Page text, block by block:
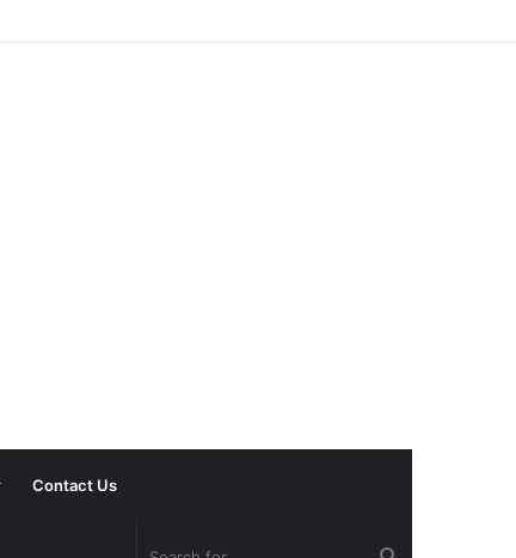
Contact Us